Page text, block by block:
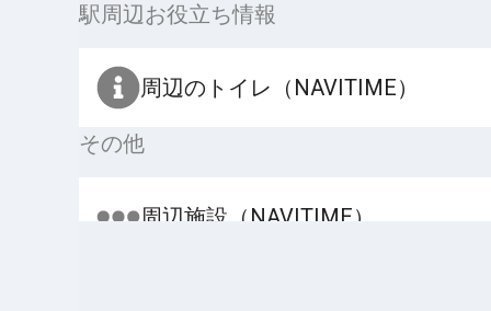
駅周辺お役立ち情報
周辺のトイレ（NAVITIME）
その他
周辺施設（NAVITIME）